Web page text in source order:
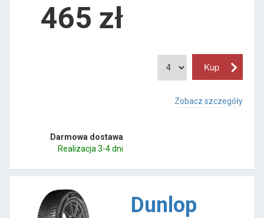
465 zł
Zobacz szczegóły
Darmowa dostawa
Realizacja 3-4 dni
Dunlop